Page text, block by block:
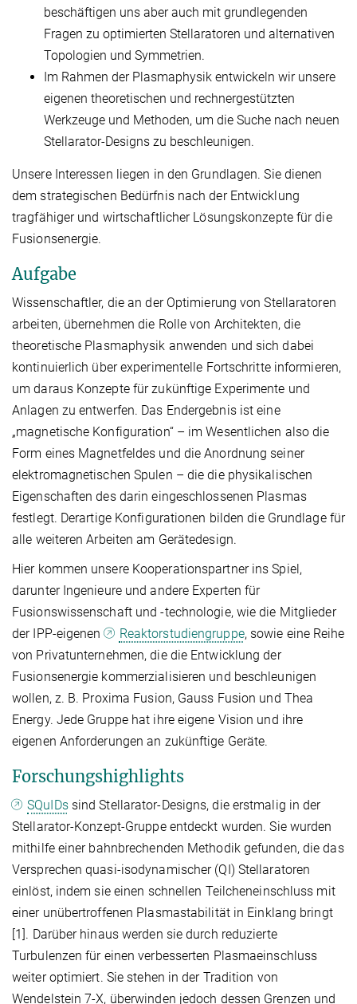
beschäftigen uns aber auch mit grundlegenden
Fragen zu optimierten Stellaratoren und alternativen
Topologien und Symmetrien.
Im Rahmen der Plasmaphysik entwickeln wir unsere
eigenen theoretischen und rechnergestützten
Werkzeuge und Methoden, um die Suche nach neuen
Stellarator-Designs zu beschleunigen.
Unsere Interessen liegen in den Grundlagen. Sie dienen
dem strategischen Bedürfnis nach der Entwicklung
tragfähiger und wirtschaftlicher Lösungskonzepte für die
Fusionsenergie.
Aufgabe
Wissenschaftler, die an der Optimierung von Stellaratoren
arbeiten, übernehmen die Rolle von Architekten, die
theoretische Plasmaphysik anwenden und sich dabei
kontinuierlich über experimentelle Fortschritte informieren,
um daraus Konzepte für zukünftige Experimente und
Anlagen zu entwerfen. Das Endergebnis ist eine
„magnetische Konfiguration“ – im Wesentlichen also die
Form eines Magnetfeldes und die Anordnung seiner
elektromagnetischen Spulen – die die physikalischen
Eigenschaften des darin eingeschlossenen Plasmas
festlegt. Derartige Konfigurationen bilden die Grundlage für
alle weiteren Arbeiten am Gerätedesign.
Hier kommen unsere Kooperationspartner ins Spiel,
darunter Ingenieure und andere Experten für
Fusionswissenschaft und -technologie, wie die Mitglieder
der IPP-eigenen
Reaktorstudiengruppe, sowie eine Reihe
von Privatunternehmen, die die Entwicklung der
Fusionsenergie kommerzialisieren und beschleunigen
wollen, z. B. Proxima Fusion, Gauss Fusion und Thea
Energy. Jede Gruppe hat ihre eigene Vision und ihre
eigenen Anforderungen an zukünftige Geräte.
Forschungshighlights
SQuIDssind Stellarator-Designs, die erstmalig in der
Stellarator-Konzept-Gruppe entdeckt wurden. Sie wurden
mithilfe einer bahnbrechenden Methodik gefunden, die das
Versprechen quasi-isodynamischer (QI) Stellaratoren
einlöst, indem sie einen schnellen Teilcheneinschluss mit
einer unübertroffenen Plasmastabilität in Einklang bringt
[1]. Darüber hinaus werden sie durch reduzierte
Turbulenzen für einen verbesserten Plasmaeinschluss
weiter optimiert. Sie stehen in der Tradition von
Wendelstein 7-X, überwinden jedoch dessen Grenzen und